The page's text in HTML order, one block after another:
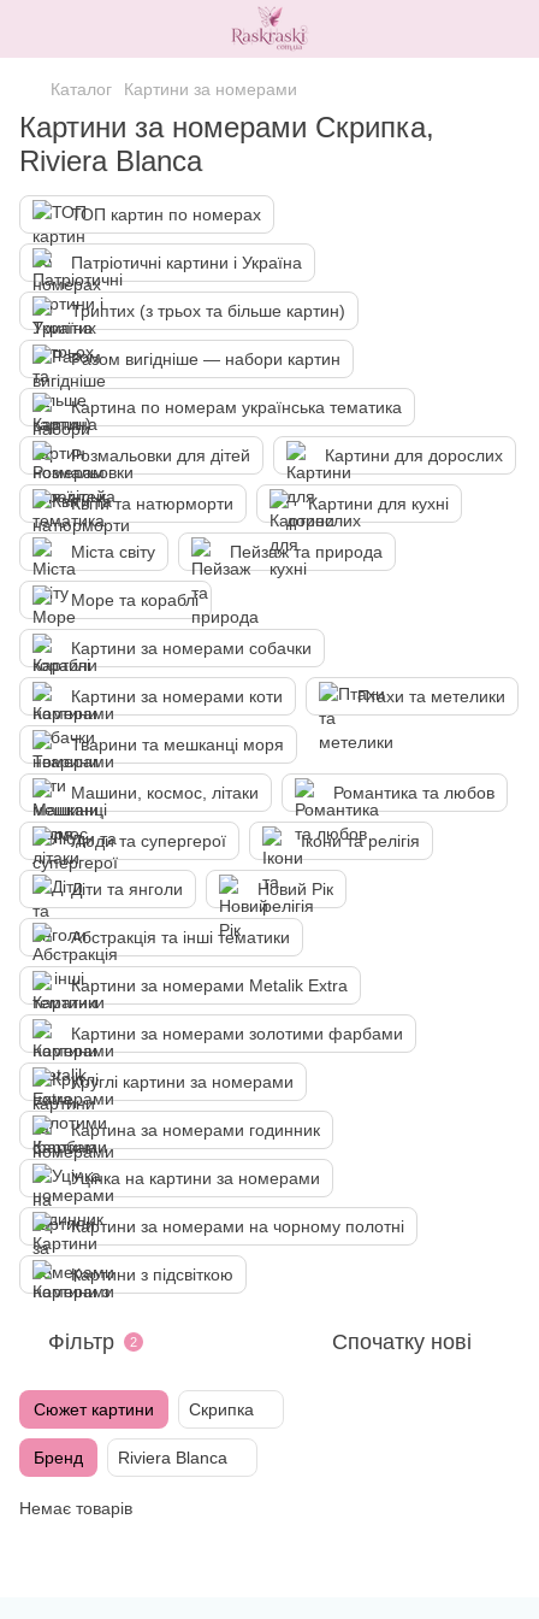
Каталог Картини за номерами
Картини за номерами Скрипка,
Riviera Blanca
ТОП картин по номерах
Патріотичні картини і Україна
Триптих (з трьох та більше картин)
Разом вигідніше — набори картин
Картина по номерам українська тематика
Розмальовки для дітей Картини для дорослих
Квіти та натюрморти Картини для кухні
Міста світу Пейзаж та природа
Море та кораблі
Картини за номерами собачки
Картини за номерами коти Птахи та метелики
Тварини та мешканці моря
Машини, космос, літаки Романтика та любов
Люди та супергерої Ікони та релігія
Діти та янголи Новий Рік
Абстракція та інші тематики
Картини за номерами Metalik Extra
Картини за номерами золотими фарбами
Круглі картини за номерами
Картина за номерами годинник
Уцінка на картини за номерами
Картини за номерами на чорному полотні
Картини з підсвіткою
Фільтр 2 Спочатку нові
Сюжет картини Скрипка
Бренд Riviera Blanca
Немає товарів